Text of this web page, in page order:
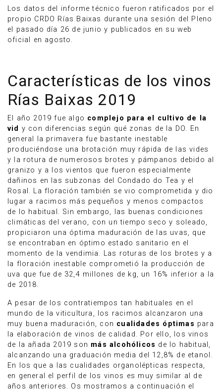
Los datos del informe técnico fueron ratificados por el
propio CRDO Rías Baixas durante una sesión del Pleno
el pasado día 26 de junio y publicados en su web
oficial en agosto.
Características de los vinos
Rías Baixas 2019
El año 2019 fue algo complejo para el cultivo de la
vid y con diferencias según qué zonas de la DO. En
general la primavera fue bastante inestable
produciéndose una brotación muy rápida de las vides
y la rotura de numerosos brotes y pámpanos debido al
granizo y a los vientos que fueron especialmente
dañinos en las subzonas del Condado do Tea y el
Rosal. La floración también se vio comprometida y dio
lugar a racimos más pequeños y menos compactos
de lo habitual. Sin embargo, las buenas condiciones
climáticas del verano, con un tiempo seco y soleado,
propiciaron una óptima maduración de las uvas, que
se encontraban en óptimo estado sanitario en el
momento de la vendimia. Las roturas de los brotes y a
la floración inestable comprometió la producción de
uva que fue de 32,4 millones de kg, un 16% inferior a la
de 2018.
A pesar de los contratiempos tan habituales en el
mundo de la viticultura, los racimos alcanzaron una
muy buena maduración, con cualidades óptimas para
la elaboración de vinos de calidad. Por ello, los vinos
de la añada 2019 son más alcohólicos de lo habitual,
alcanzando una graduación media del 12,8% de etanol.
En los que a las cualidades organolépticas respecta,
en general el perfil de los vinos es muy similar al de
años anteriores. Os mostramos a continuación el